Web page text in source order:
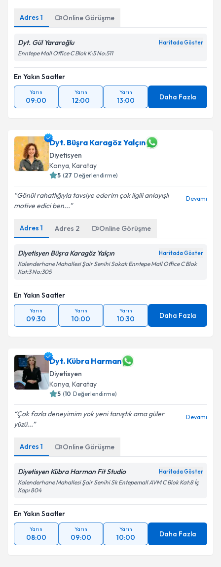
Adres 1 Online Görüşme
Dyt. Gül Yararoğlu Haritada Göster
Enntepe Mall Office C Blok K:5 No:511
En Yakın Saatler
Yarın
09:00
Yarın
12:00
Yarın
13:00 Daha Fazla
Dyt. Büşra Karagöz Yalçın
Diyetisyen
Konya, Karatay
5 (27 Değerlendirme)
Gönül rahatlığıyla tavsiye ederim çok ilgili anlayışlı
motive edici ben...
Devamı
Adres 1 Adres 2 Online Görüşme
Diyetisyen Büşra Karagöz Yalçın Haritada Göster
Kalenderhane Mahallesi Şair Senihi Sokak Enntepe Mall Office C Blok
Kat:3 No:305
En Yakın Saatler
Yarın
09:30
Yarın
10:00
Yarın
10:30 Daha Fazla
Dyt. Kübra Harman
Diyetisyen
Konya, Karatay
5 (10 Değerlendirme)
Çok fazla deneyimim yok yeni tanıştık ama güler
yüzü...
Devamı
Adres 1 Online Görüşme
Diyetisyen Kübra Harman Fit Studio Haritada Göster
Kalenderhane Mahallesi Şair Senihi Sk Entepemall AVM C Blok Kat:8 İç
Kapı 804
En Yakın Saatler
Yarın
08:00
Yarın
09:00
Yarın
10:00 Daha Fazla